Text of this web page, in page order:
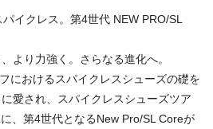
イクレス。第4世代 NEW PRO/SL
より力強く。さらなる進化へ。
におけるスパイクレスシューズの礎を
愛され、スパイクレスシューズツア
、第4世代となるNew Pro/SL Coreが